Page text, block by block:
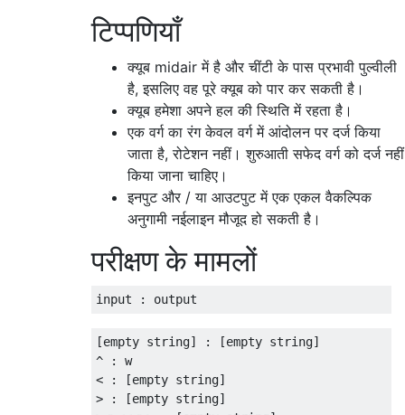
टिप्पणियाँ
क्यूब midair में है और चींटी के पास प्रभावी पुल्वीली
है, इसलिए वह पूरे क्यूब को पार कर सकती है।
क्यूब हमेशा अपने हल की स्थिति में रहता है।
एक वर्ग का रंग केवल वर्ग में आंदोलन पर दर्ज किया
जाता है, रोटेशन नहीं। शुरुआती सफेद वर्ग को दर्ज नहीं
किया जाना चाहिए।
इनपुट और / या आउटपुट में एक एकल वैकल्पिक
अनुगामी नईलाइन मौजूद हो सकती है।
परीक्षण के मामलों
input : output
[empty string] : [empty string]
^ : w
< : [empty string]
> : [empty string]